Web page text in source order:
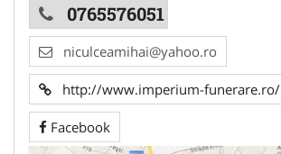
0765576051
niculceamihai@yahoo.ro
http://www.imperium-funerare.ro/
Facebook